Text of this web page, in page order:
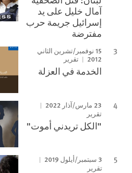
آمال خليل على يد
إسرائيل جريمة حرب
مفترضة
15 نوفمبر/تشرين الثاني
2012
تقرير
الخدمة في العزلة
23 مارس/آذار 2022
تقرير
"الكل تريدني أموت"
3 سبتمبر/أيلول 2019
تقرير